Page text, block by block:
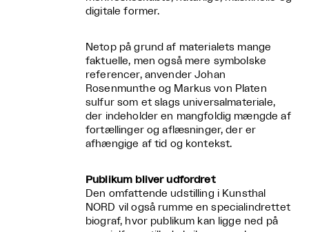
digitale former.
Netop på grund af materialets mange
faktuelle, men også mere symbolske
referencer, anvender Johan
Rosenmunthe og Markus von Platen
sulfur som et slags universalmateriale,
der indeholder en mangfoldig mængde af
fortællinger og aflæsninger, der er
afhængige af tid og kontekst.
Publikum bliver udfordret
Den omfattende udstilling i Kunsthal
NORD vil også rumme en specialindrettet
biograf, hvor publikum kan ligge ned på